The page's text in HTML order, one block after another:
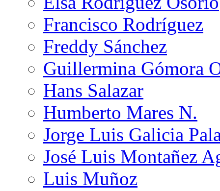
Francisco Rodríguez
Freddy Sánchez
Guillermina Gómora
Hans Salazar
Humberto Mares N.
Jorge Luis Galicia
José Luis Montañez
Luis Muñoz